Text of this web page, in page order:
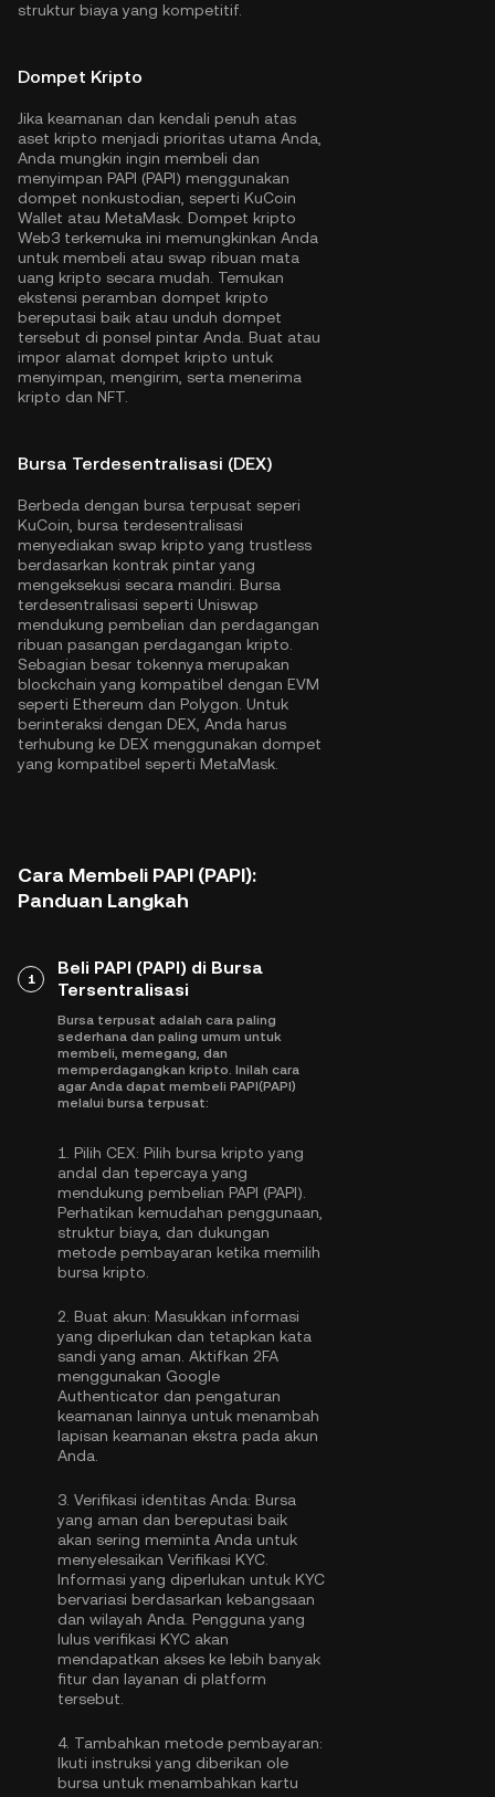
struktur biaya yang kompetitif.
Dompet Kripto
Jika keamanan dan kendali penuh atas
aset kripto menjadi prioritas utama Anda,
Anda mungkin ingin membeli dan
menyimpan PAPI (PAPI) menggunakan
dompet nonkustodian, seperti KuCoin
Wallet atau MetaMask. Dompet kripto
Web3 terkemuka ini memungkinkan Anda
untuk membeli atau swap ribuan mata
uang kripto secara mudah. Temukan
ekstensi peramban dompet kripto
bereputasi baik atau unduh dompet
tersebut di ponsel pintar Anda. Buat atau
impor alamat dompet kripto untuk
menyimpan, mengirim, serta menerima
kripto dan NFT.
Bursa Terdesentralisasi (DEX)
Berbeda dengan bursa terpusat seperi
KuCoin, bursa terdesentralisasi
menyediakan swap kripto yang trustless
berdasarkan kontrak pintar yang
mengeksekusi secara mandiri. Bursa
terdesentralisasi seperti Uniswap
mendukung pembelian dan perdagangan
ribuan pasangan perdagangan kripto.
Sebagian besar tokennya merupakan
blockchain yang kompatibel dengan EVM
seperti Ethereum dan Polygon . Untuk
berinteraksi dengan DEX, Anda harus
terhubung ke DEX menggunakan dompet
yang kompatibel seperti MetaMask.
Cara Membeli PAPI (PAPI):
Panduan Langkah
1
Beli PAPI (PAPI) di Bursa
Tersentralisasi
Bursa terpusat adalah cara paling
sederhana dan paling umum untuk
membeli, memegang, dan
memperdagangkan kripto. Inilah cara
agar Anda dapat membeli PAPI(PAPI)
melalui bursa terpusat:
1. Pilih CEX: Pilih bursa kripto yang
andal dan tepercaya yang
mendukung pembelian PAPI (PAPI).
Perhatikan kemudahan penggunaan,
struktur biaya, dan dukungan
metode pembayaran ketika memilih
bursa kripto.
2. Buat akun: Masukkan informasi
yang diperlukan dan tetapkan kata
sandi yang aman. Aktifkan 2FA
menggunakan Google
Authenticator dan pengaturan
keamanan lainnya untuk menambah
lapisan keamanan ekstra pada akun
Anda.
3. Verifikasi identitas Anda: Bursa
yang aman dan bereputasi baik
akan sering meminta Anda untuk
menyelesaikan Verifikasi KYC
Informasi yang diperlukan untuk KYC
bervariasi berdasarkan kebangsaan
dan wilayah Anda. Pengguna yang
lulus verifikasi KYC akan
mendapatkan akses ke lebih banyak
fitur dan layanan di platform
tersebut.
4. Tambahkan metode pembayaran:
Ikuti instruksi yang diberikan ole
bursa untuk menambahkan kartu